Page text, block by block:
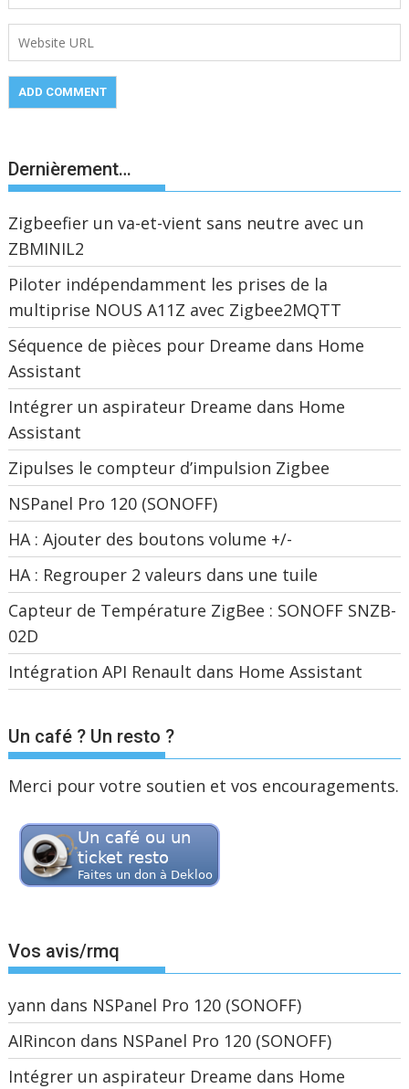
Dernièrement…
Zigbeefier un va-et-vient sans neutre avec un
ZBMINIL2
Piloter indépendamment les prises de la
multiprise NOUS A11Z avec Zigbee2MQTT
Séquence de pièces pour Dreame dans Home
Assistant
Intégrer un aspirateur Dreame dans Home
Assistant
Zipulses le compteur d’impulsion Zigbee
NSPanel Pro 120 (SONOFF)
HA : Ajouter des boutons volume +/-
HA : Regrouper 2 valeurs dans une tuile
Capteur de Température ZigBee : SONOFF SNZB-
02D
Intégration API Renault dans Home Assistant
Un café ? Un resto ?
Merci pour votre soutien et vos encouragements.
Vos avis/rmq
yann dans NSPanel Pro 120 (SONOFF)
AIRincon dans NSPanel Pro 120 (SONOFF)
Intégrer un aspirateur Dreame dans Home